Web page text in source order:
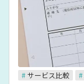
#サービス比較 #